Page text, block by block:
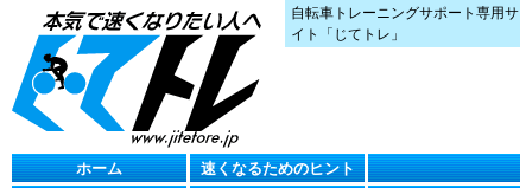
自転車トレーニングサポート専用サ
イト「じてトレ」
ホーム
速くなるためのヒント